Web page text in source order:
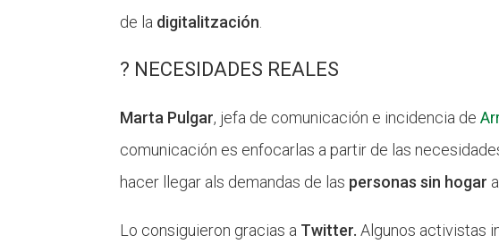
de la digitalitzación
? NECESIDADES REALES
Marta Pulgar, jefa de comunicación e incidencia de
comunicación es enfocarlas a partir de las
hacer llegar als demandas de las personas sin hogar
Lo consiguieron gracias a Twitter. Algunos activistas